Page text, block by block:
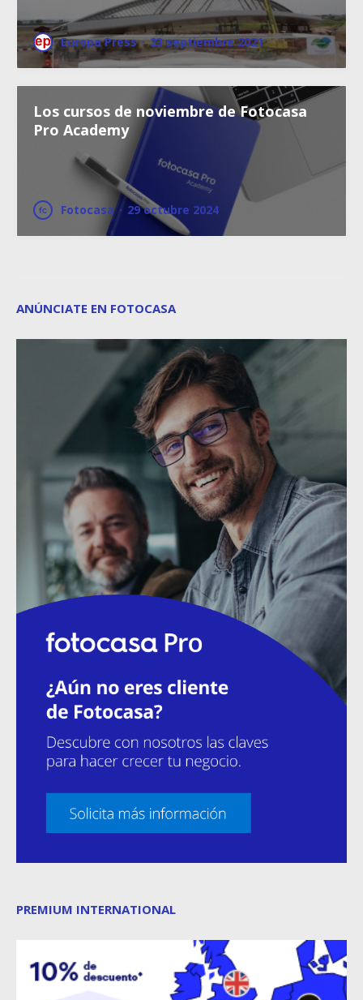
Europa Press · 23 septiembre 2021
Los cursos de noviembre de Fotocasa
Pro Academy
Fotocasa · 29 octubre 2024
ANÚNCIATE EN FOTOCASA
PREMIUM INTERNATIONAL